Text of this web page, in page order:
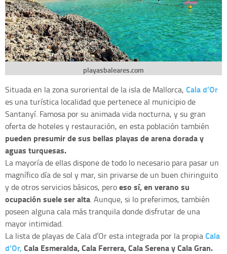
playasbaleares.com
Situada en la zona suroriental de la isla de Mallorca, Cala d’Or
es una turística localidad que pertenece al municipio de
Santanyí. Famosa por su animada vida nocturna, y su gran
oferta de hoteles y restauración, en esta población también
pueden presumir de sus bellas playas de arena dorada y
aguas turquesas.
La mayoría de ellas dispone de todo lo necesario para pasar un
magnífico día de sol y mar, sin privarse de un buen chiringuito
y de otros servicios básicos, peroeso sí, en verano su
ocupación suele ser alta. Aunque, si lo preferimos, también
poseen alguna cala más tranquila donde disfrutar de una
mayor intimidad.
La lista de playas de Cala d’Or esta integrada por la propiaCala
d’Or, Cala Esmeralda, Cala Ferrera, Cala Serena y Cala Gran.